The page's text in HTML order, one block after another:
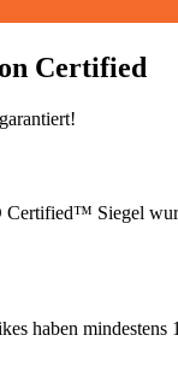
Certified
Certified™ Siegel
haben mindestens